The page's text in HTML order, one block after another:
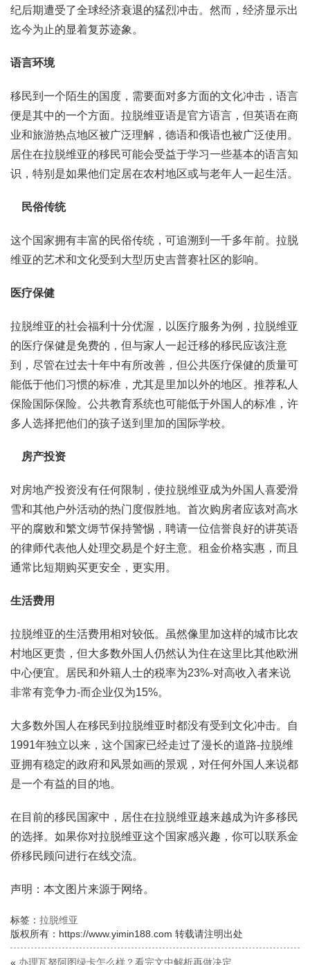
纪后期遭受了全球经济衰退的猛烈冲击。然而，经济显示出
迄今为止的显着复苏迹象。
语言环境
移民到一个陌生的国度，需要面对多方面的文化冲击，语言
便是其中的一个方面。拉脱维亚语是官方语言，但英语在商
业和旅游热点地区被广泛理解，德语和俄语也被广泛使用。
居住在拉脱维亚的移民可能会受益于学习一些基本的语言知
识，特别是如果他们定居在农村地区或与老年人一起生活。
民俗传统
这个国家拥有丰富的民俗传统，可追溯到一千多年前。拉脱
维亚的艺术和文化受到大型历史吉普赛社区的影响。
医疗保健
拉脱维亚的社会福利十分优渥，以医疗服务为例，拉脱维亚
的医疗保健是免费的，但与家人一起迁移的移民应该注意
到，尽管在过去十年中有所改善，但公共医疗保健的质量可
能低于他们习惯的标准，尤其是里加以外的地区。推荐私人
保险国际保险。公共教育系统也可能低于外国人的标准，许
多人选择把他们的孩子送到里加的国际学校。
房产投资
对房地产投资没有任何限制，使拉脱维亚成为外国人喜爱滑
雪和其他户外活动的热门度假胜地。首次购房者应该对高水
平的腐败和繁文缛节保持警惕，聘请一位信誉良好的讲英语
的律师代表他人处理交易是个好主意。租金价格实惠，而且
通常比短期购买更安全，更实用。
生活费用
拉脱维亚的生活费用相对较低。虽然像里加这样的城市比农
村地区更贵，但大多数外国人仍然认为住在这里比其他欧洲
中心便宜。居民和外籍人士的税率为23%-对高收入者来说
非常有竞争力-而企业仅为15%。
大多数外国人在移民到拉脱维亚时都没有受到文化冲击。自
1991年独立以来，这个国家已经走过了漫长的道路-拉脱维
亚拥有稳定的政府和风景如画的景观，对任何外国人来说都
是一个有益的目的地。
在目前的移民国家中，居住在拉脱维亚越来越成为许多移民
的选择。如果你对拉脱维亚这个国家感兴趣，你可以联系金
侨移民顾问进行在线交流。
声明：本文图片来源于网络。
标签： 拉脱维亚
版权所有：https://www.yimin188.com 转载请注明出处
« 办理瓦努阿图绿卡怎么样？看完文中解析再做决定